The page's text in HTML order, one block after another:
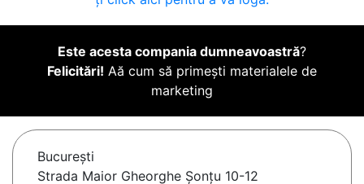
Este acesta compania dumneavoastră?
Felicitări! Aă cum să primești materialele de
marketing
Bucureşti
Strada Maior Gheorghe Șonțu 10-12